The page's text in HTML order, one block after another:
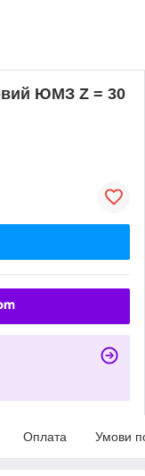
ЮМЗ Z = 30
Оплата Умови